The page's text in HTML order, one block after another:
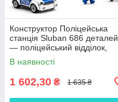
Конструктор Поліцейська
станція Sluban 686 деталей
— поліцейський відділок,
фігурки, поліцейська
машина, мотоцикл,
В наявності
1 602,30 ₴ 1 635 ₴